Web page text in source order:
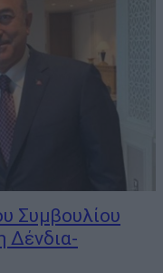
Συμβουλίου
Δένδια-